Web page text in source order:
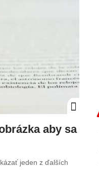
aby sa
jeden z ďalších